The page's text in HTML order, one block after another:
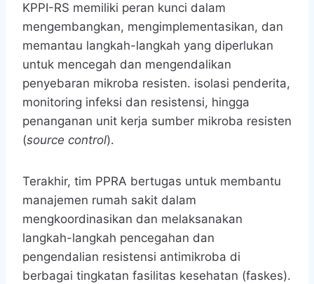
KPPI-RS memiliki peran kunci dalam
mengembangkan, mengimplementasikan, dan
memantau langkah-langkah yang diperlukan
untuk mencegah dan mengendalikan
penyebaran mikroba resisten. isolasi penderita,
monitoring infeksi dan resistensi, hingga
penanganan unit kerja sumber mikroba resisten
(source control).
Terakhir, tim PPRA bertugas untuk membantu
manajemen rumah sakit dalam
mengkoordinasikan dan melaksanakan
langkah-langkah pencegahan dan
pengendalian resistensi antimikroba di
berbagai tingkatan fasilitas kesehatan (faskes).